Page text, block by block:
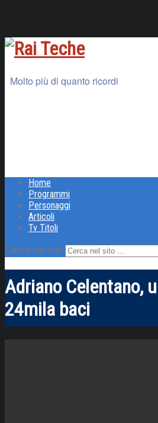
Molto più di quanto ricordi
Home
Programmi
Personaggi
Articoli
Tv Titoli
Cerca nel sito
Adriano Celentano,
24mila baci